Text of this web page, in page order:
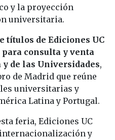
y la proyección
universitaria.
títulos de Ediciones UC
consulta y venta
de las Universidades,
de Madrid que reúne
universitarias y
Latina y Portugal.
feria, Ediciones UC
y